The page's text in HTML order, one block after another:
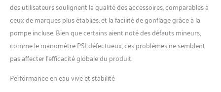
I, et la surface sera plus plate
pour vous asseoir. Le siège
rembourré en EVA offre un
soutien dorsal supérieur, le
repose-pieds assure une
position assise détendue. Le
trou de vidange évacuera
l'excès d'eau en temps
des utilisateurs soulignent la qualité des accessoires, comparables à
ceux de marques plus établies, et la facilité de gonflage grâce à la
pompe incluse. Bien que certains aient noté des défauts mineurs,
comme le manomètre PSI défectueux, ces problèmes ne semblent
pas affecter l’efficacité globale du produit.
Performance en eau vive et stabilité